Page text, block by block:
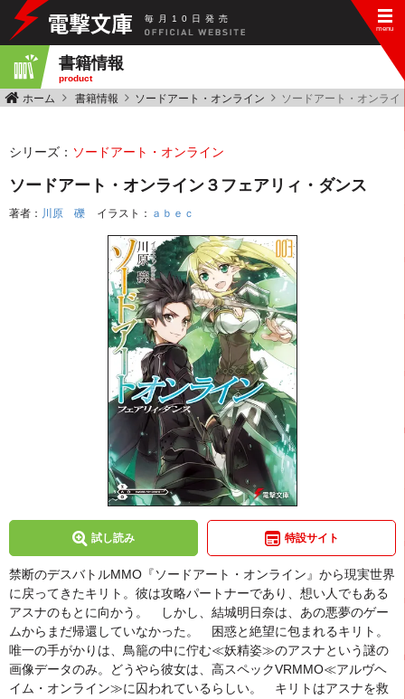
毎 月 10 日 発 売
書籍情報
product
ホーム 書籍情報 ソードアート・オンライン ソードアート・オンラ
シリーズ： ソードアート・オンライン
ソードアート・オンライン３フェアリィ・ダンス
著者： 川原 礫 イラスト： ａｂｅｃ
試し読み 特設サイト
禁断のデスバトルMMO『ソードアート・オンライン』から現実世界
に戻ってきたキリト。彼は攻略パートナーであり、想い人でもある
アスナのもとに向かう。 しかし、結城明日奈は、あの悪夢のゲー
ムからまだ帰還していなかった。 困惑と絶望に包まれるキリト。
唯一の手がかりは、鳥籠の中に佇む≪妖精姿≫のアスナという謎の
画像データのみ。どうやら彼女は、高スペックVRMMO≪アルヴヘ
イム・オンライン≫に囚われているらしい。 キリトはアスナを救